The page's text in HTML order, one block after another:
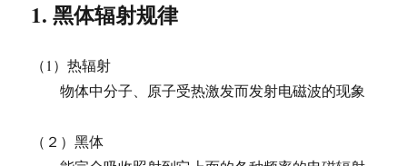
1. 黑体辐射规律
（1）热辐射
物体中分子、原子受热激发而发射电磁波的现象
（２）黑体